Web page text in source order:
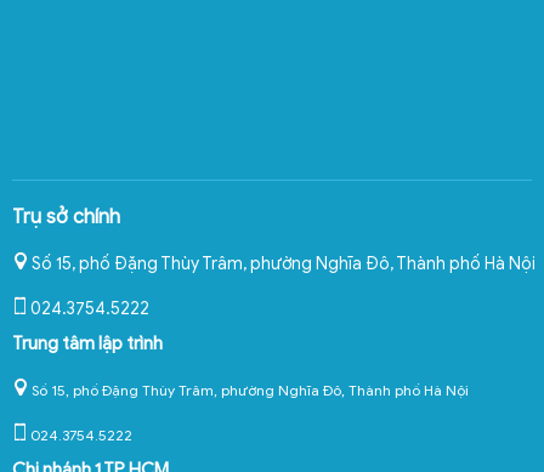
Trụ sở chính
Số 15, phố Đặng Thùy Trâm, phường Nghĩa Đô,Thành phố Hà Nội
024.3754.5222
Trung tâm lập trình
Số 15, phố Đặng Thùy Trâm, phường Nghĩa Đô, Thành phố Hà Nội
024.3754.5222